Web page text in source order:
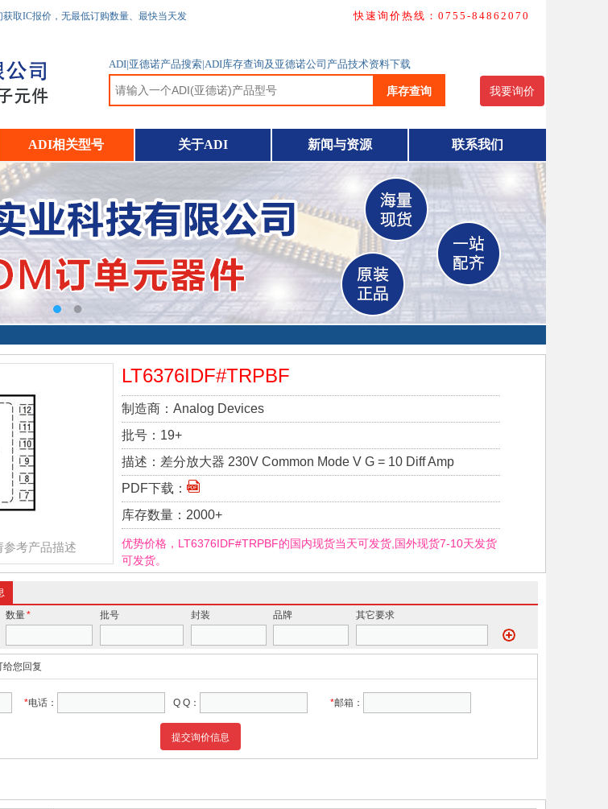
取IC报价，无最低订购数量、最快当天发 快速询价热线：0755-84862070
ADI|亚德诺产品搜索|ADI库存查询及亚德诺公司产品技术资料下载
库存查询 我要询价
ADI相关型号 关于ADI 新闻与资源 联系我们
参考产品描述
LT6376IDF#TRPBF
制造商： Analog Devices
批号： 19+
描述： 差分放大器 230V Common Mode V G = 10 Diff Amp
PDF下载：
库存数量： 2000+
优势价格，LT6376IDF#TRPBF的国内现货当天可发货,国外现货7-10天发货
可发货。
数量* 批号 封装 品牌 其它要求
给您回复
*电话： Q Q： *邮箱：
提交询价信息